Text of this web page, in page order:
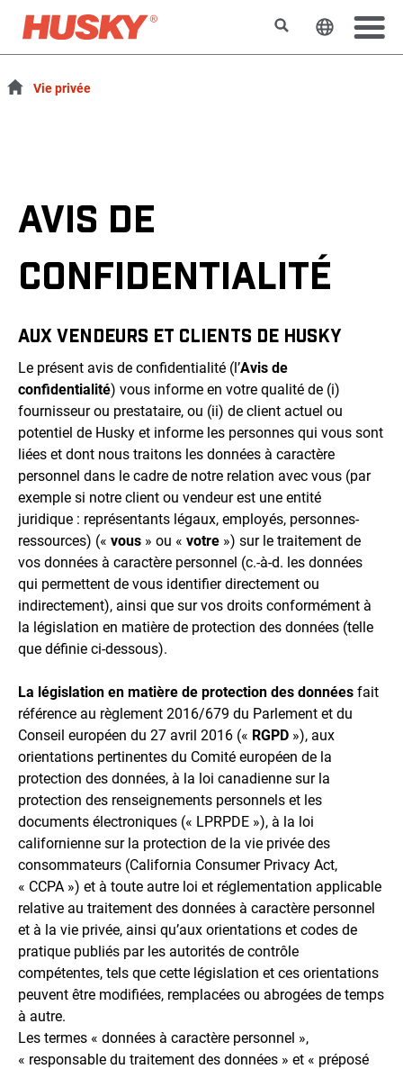
RechercherChanger
Vie privée
AVIS DE
CONFIDENTIALITÉ
AUX VENDEURS ET CLIENTS DE HUSKY
Le présent avis de confidentialité (l’Avis de
confidentialité) vous informe en votre qualité de (i)
fournisseur ou prestataire, ou (ii) de client actuel ou
potentiel de Husky et informe les personnes qui vous sont
liées et dont nous traitons les données à caractère
personnel dans le cadre de notre relation avec vous (par
exemple si notre client ou vendeur est une entité
juridique : représentants légaux, employés, personnes-
ressources) (« vous » ou « votre ») sur le traitement de
vos données à caractère personnel (c.-à-d. les données
qui permettent de vous identifier directement ou
indirectement), ainsi que sur vos droits conformément à
la législation en matière de protection des données (telle
que définie ci-dessous).
La législation en matière de protection des données fait
référence au règlement 2016/679 du Parlement et du
Conseil européen du 27 avril 2016 (« RGPD »), aux
orientations pertinentes du Comité européen de la
protection des données, à la loi canadienne sur la
protection des renseignements personnels et les
documents électroniques (« LPRPDE »), à la loi
californienne sur la protection de la vie privée des
consommateurs (California Consumer Privacy Act,
« CCPA ») et à toute autre loi et réglementation applicable
relative au traitement des données à caractère personnel
et à la vie privée, ainsi qu’aux orientations et codes de
pratique publiés par les autorités de contrôle
compétentes, tels que cette législation et ces orientations
peuvent être modifiées, remplacées ou abrogées de temps
à autre.
Les termes « données à caractère personnel »,
« responsable du traitement des données » et « préposé